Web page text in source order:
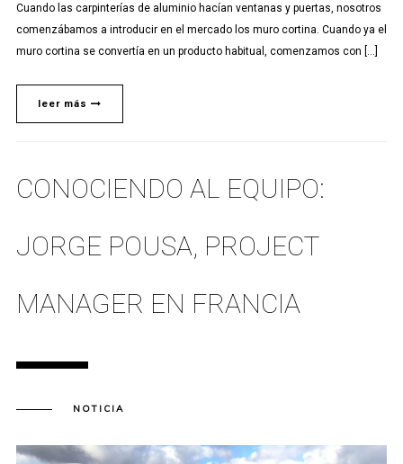
Cuando las carpinterías de aluminio hacían ventanas y puertas, nosotros
comenzábamos a introducir en el mercado los muro cortina. Cuando ya el
muro cortina se convertía en un producto habitual, comenzamos con […]
leer más
CONOCIENDO AL EQUIPO:
JORGE POUSA, PROJECT
MANAGER EN FRANCIA
NOTICIA